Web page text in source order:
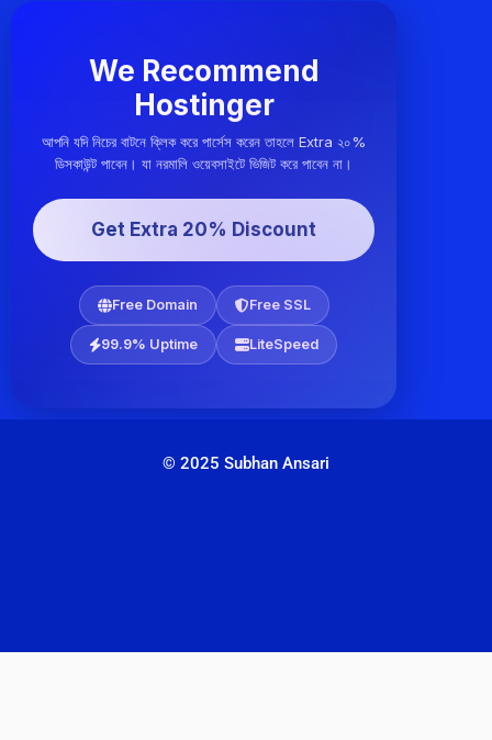
We Recommend
Hostinger
আপনি যদি নিচের বাটনে ক্লিক করে পার্সেস করেন তাহলে Extra ২০%
ডিসকাউন্ট পাবেন। যা নরমালি ওয়েবসাইটে ভিজিট করে পাবেন না।
Get Extra 20% Discount
Free Domain Free SSL
99.9% Uptime LiteSpeed
© 2025 Subhan Ansari